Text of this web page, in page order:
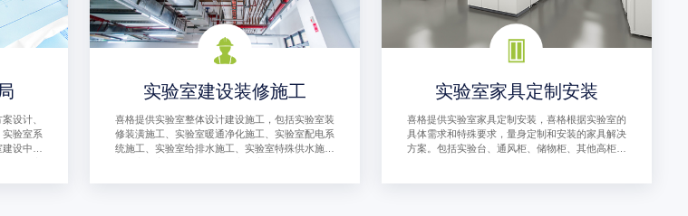
设计、
实验室系
设中起
实验室建设装修施工
喜格提供实验室整体设计建设施工，包括实验室装
修装潢施工、实验室暖通净化施工、实验室配电系
统施工、实验室给排水施工、实验室特殊供水施
实验室家具定制安装
喜格提供实验室家具定制安装，喜格根据实验室的
具体需求和特殊要求，量身定制和安装的家具解决
方案。包括实验台、通风柜、储物柜、其他高柜系